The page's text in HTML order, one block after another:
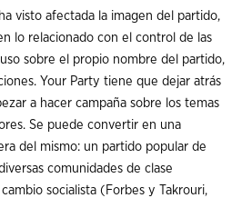
visto afectada la imagen del partido,
lo relacionado con el control de las
sobre el propio nombre del partido,
Your Party tiene que dejar atrás
a hacer campaña sobre los temas
Se puede convertir en una
del mismo: un partido popular de
comunidades de clase
socialista (Forbes y Takrouri,